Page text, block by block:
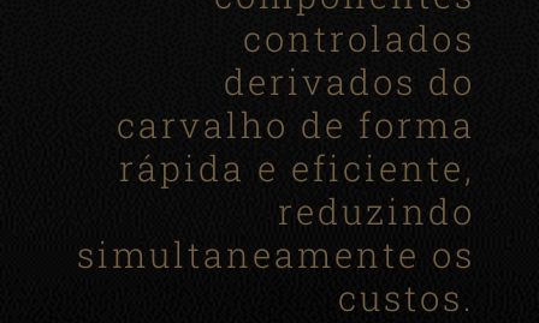
controlados
derivados do
carvalho de forma
rápida e eficiente,
reduzindo
simultaneamente os
custos.